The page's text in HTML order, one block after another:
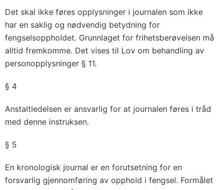
Det skal ikke føres opplysninger i journalen som ikke
har en saklig og nødvendig betydning for
fengselsoppholdet. Grunnlaget for frihetsberøvelsen må
alltid fremkomme. Det vises til Lov om behandling av
personopplysninger § 11.
§ 4
Anstaltledelsen er ansvarlig for at journalen føres i tråd
med denne instruksen.
§ 5
En kronologisk journal er en forutsetning for en
forsvarlig gjennomføring av opphold i fengsel. Formålet